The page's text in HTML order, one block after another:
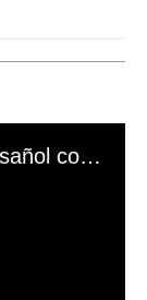
El mal momento de Yanina Gasañol con un hincha argentino en "Subrayado"